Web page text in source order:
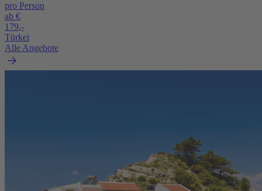
pro Person
ab €
179,-
Türkei
Alle Angebote